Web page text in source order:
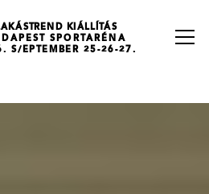
KIÁLLÍTÁS
SPORTARÉNA
S/EPTEMBER 25-26-27.